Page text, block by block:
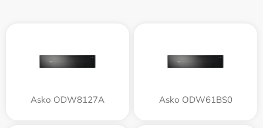
Asko ODW8127A Asko ODW61BS0